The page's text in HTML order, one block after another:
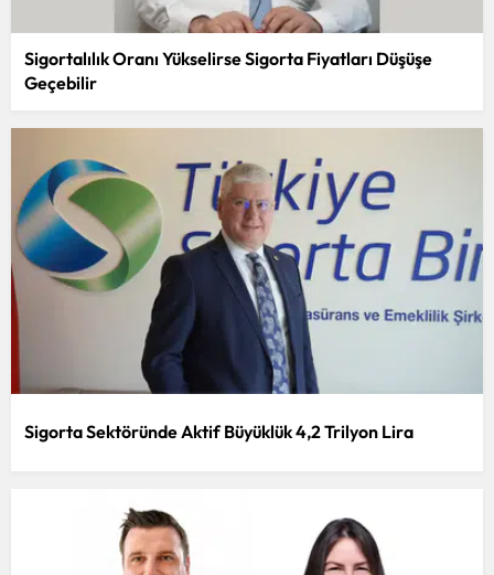
Sigortalılık Oranı Yükselirse Sigorta Fiyatları Düşüşe
Geçebilir
Sigorta Sektöründe Aktif Büyüklük 4,2 Trilyon Lira